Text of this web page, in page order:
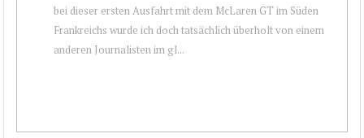
bei dieser ersten Ausfahrt mit dem McLaren GT im Süden
Frankreichs wurde ich doch tatsächlich überholt von einem
anderen Journalisten im gl...